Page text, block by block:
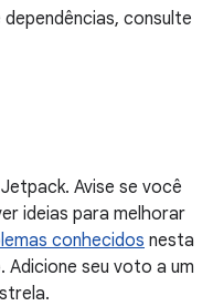
consulte
Avise se você
ideias para melhorar
conhecidos nesta
seu voto a um